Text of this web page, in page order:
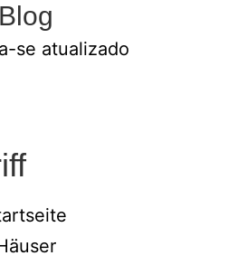
Blog
se atualizado